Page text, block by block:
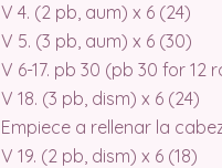
V 4. (2 pb, aum) x 6 (24)
V 5. (3 pb, aum) x 6 (30)
V 6-17. pb 30 (pb 30 for 12
V 18. (3 pb, dism) x 6 (24)
Empiece a rellenar la
V 19. (2 pb, dism) x 6 (18)